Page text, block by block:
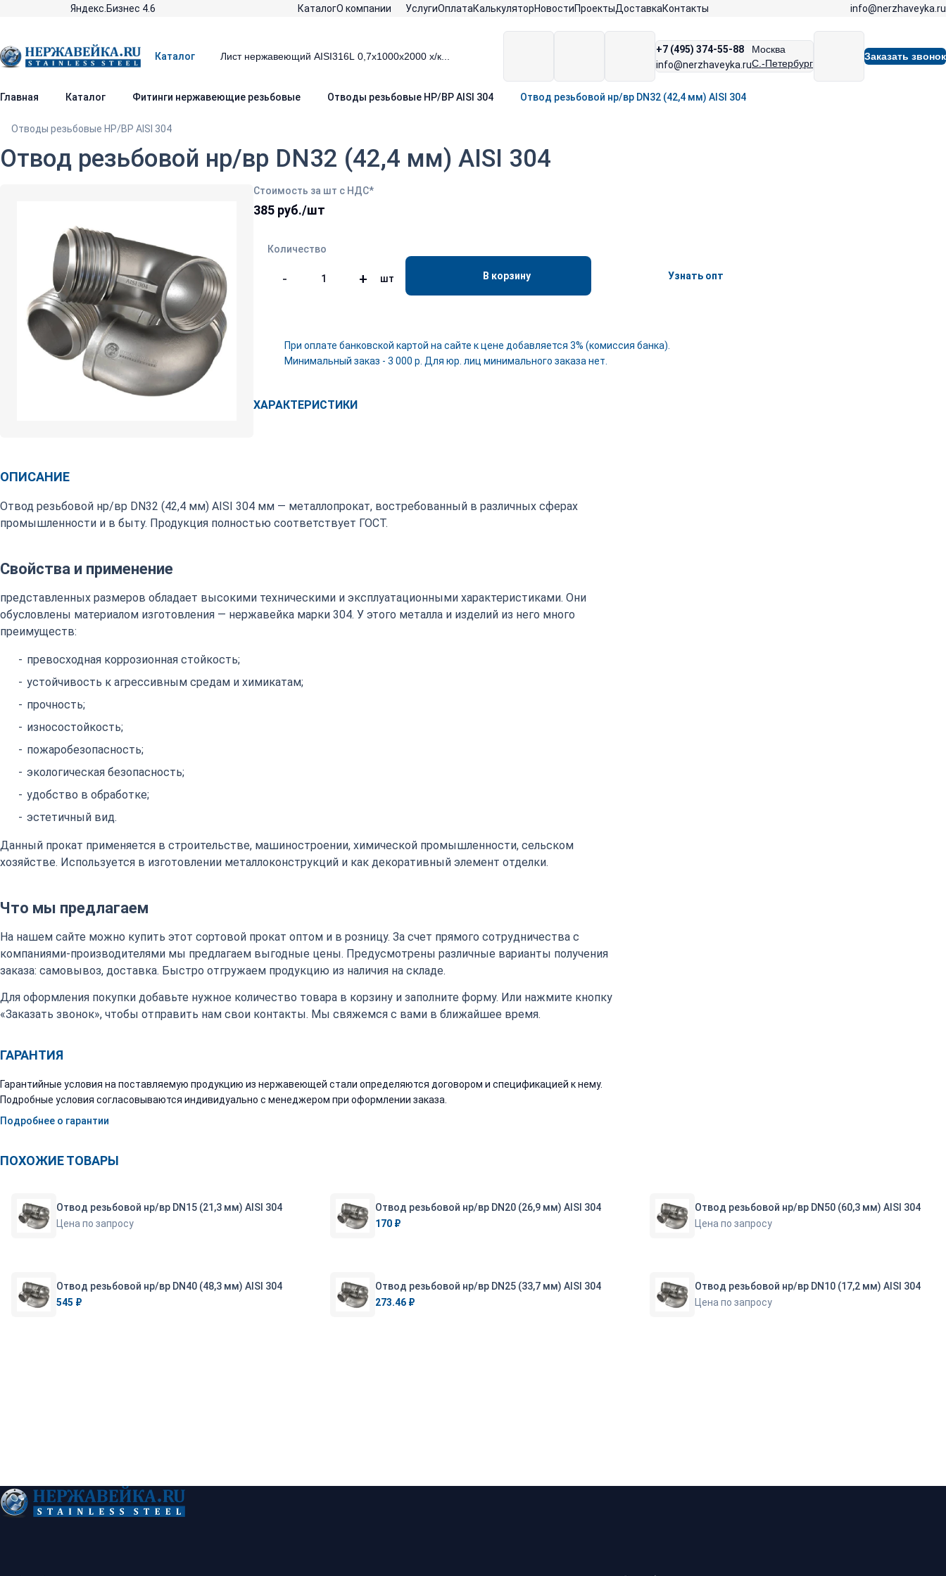
Яндекс.Бизнес 4.6 КаталогО компании УслугиОплатаКалькуляторНовостиПроектыДоставкаКонтакты info@nerzhaveyka.ru
Каталог
+7 (495) 374-55-88
info@nerzhaveyka.ru
Москва
С.-Петербург
Заказать звонок
Главная Каталог Фитинги нержавеющие резьбовые Отводы резьбовые НР/ВР AISI 304 Отвод резьбовой нр/вр DN32 (42,4 мм) AISI 304
Отводы резьбовые НР/ВР AISI 304
Отвод резьбовой нр/вр DN32 (42,4 мм) AISI 304
Стоимость за шт с НДС*
385 руб./шт
Количество
- + шт В корзину Узнать опт
При оплате банковской картой на сайте к цене добавляется 3% (комиссия банка).
Минимальный заказ - 3 000 р. Для юр. лиц минимального заказа нет.
ХАРАКТЕРИСТИКИ
ОПИСАНИЕ
Отвод резьбовой нр/вр DN32 (42,4 мм) AISI 304 мм — металлопрокат, востребованный в различных сферах
промышленности и в быту. Продукция полностью соответствует ГОСТ.
Свойства и применение
представленных размеров обладает высокими техническими и эксплуатационными характеристиками. Они
обусловлены материалом изготовления — нержавейка марки 304. У этого металла и изделий из него много
преимуществ:
превосходная коррозионная стойкость;
устойчивость к агрессивным средам и химикатам;
прочность;
износостойкость;
пожаробезопасность;
экологическая безопасность;
удобство в обработке;
эстетичный вид.
Данный прокат применяется в строительстве, машиностроении, химической промышленности, сельском
хозяйстве. Используется в изготовлении металлоконструкций и как декоративный элемент отделки.
Что мы предлагаем
На нашем сайте можно купить этот сортовой прокат оптом и в розницу. За счет прямого сотрудничества с
компаниями-производителями мы предлагаем выгодные цены. Предусмотрены различные варианты получения
заказа: самовывоз, доставка. Быстро отгружаем продукцию из наличия на складе.
Для оформления покупки добавьте нужное количество товара в корзину и заполните форму. Или нажмите кнопку
«Заказать звонок», чтобы отправить нам свои контакты. Мы свяжемся с вами в ближайшее время.
ГАРАНТИЯ
Гарантийные условия на поставляемую продукцию из нержавеющей стали определяются договором и спецификацией к нему.
Подробные условия согласовываются индивидуально с менеджером при оформлении заказа.
Подробнее о гарантии
ПОХОЖИЕ ТОВАРЫ
Отвод резьбовой нр/вр DN15 (21,3 мм) AISI 304
Цена по запросу
Отвод резьбовой нр/вр DN20 (26,9 мм) AISI 304
170 ₽
Отвод резьбовой нр/вр DN50 (60,3 мм) AISI 304
Цена по запросу
Отвод резьбовой нр/вр DN40 (48,3 мм) AISI 304
545 ₽
Отвод резьбовой нр/вр DN25 (33,7 мм) AISI 304
273.46 ₽
Отвод резьбовой нр/вр DN10 (17,2 мм) AISI 304
Цена по запросу